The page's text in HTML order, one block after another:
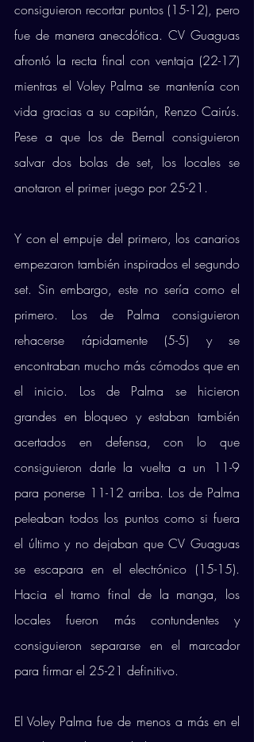
consiguieron recortar puntos (15-12), pero
fue de manera anecdótica. CV Guaguas
afrontó la recta final con ventaja (22-17)
mientras el Voley Palma se mantenía con
vida gracias a su capitán, Renzo Cairús.
Pese a que los de Bernal consiguieron
salvar dos bolas de set, los locales se
anotaron el primer juego por 25-21.
Y con el empuje del primero, los canarios
empezaron también inspirados el segundo
set. Sin embargo, este no sería como el
primero. Los de Palma consiguieron
rehacerse rápidamente (5-5) y se
encontraban mucho más cómodos que en
el inicio. Los de Palma se hicieron
grandes en bloqueo y estaban también
acertados en defensa, con lo que
consiguieron darle la vuelta a un 11-9
para ponerse 11-12 arriba. Los de Palma
peleaban todos los puntos como si fuera
el último y no dejaban que CV Guaguas
se escapara en el electrónico (15-15).
Hacia el tramo final de la manga, los
locales fueron más contundentes y
consiguieron separarse en el marcador
para firmar el 25-21 definitivo.
El Voley Palma fue de menos a más en el